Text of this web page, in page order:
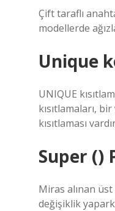
Çift taraflı
modellerde
Unique
UNIQUE
kısıtlamaları,
kısıtlaması
Super ()
Miras alınan
değişiklik